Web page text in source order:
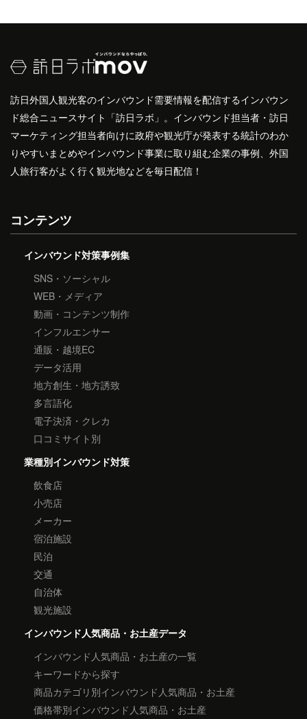
訪日外国人観光客のインバウンド需要情報を配信するインバウン
ド総合ニュースサイト「訪日ラボ」。インバウンド担当者・訪日
マーケティング担当者向けに政府や観光庁が発表する統計のわか
りやすいまとめやインバウンド事業に取り組む企業の事例、外国
人旅行客がよく行く観光地などを毎日配信！
コンテンツ
インバウンド対策事例集
SNS・ソーシャル
WEB・メディア
動画・コンテンツ制作
インフルエンサー
通販・越境EC
データ活用
地方創生・地方誘致
多言語化
電子決済・クレカ
口コミサイト別
業種別インバウンド対策
飲食店
小売店
メーカー
宿泊施設
民泊
交通
自治体
観光施設
インバウンド人気商品・お土産データ
インバウンド人気商品・お土産の一覧
キーワードから探す
商品カテゴリ別インバウンド人気商品・お土産
価格帯別インバウンド人気商品・お土産